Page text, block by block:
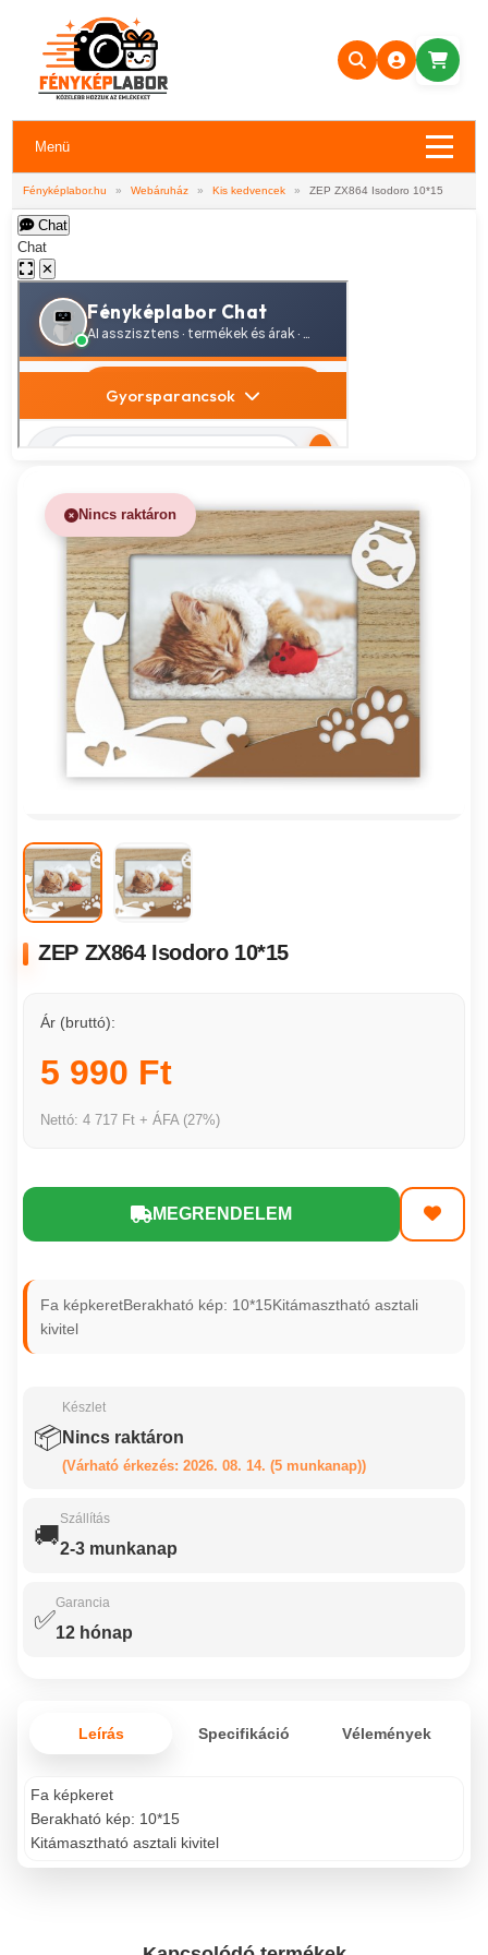
Menü
Fényképlabor.hu » Webáruház » Kis kedvencek » ZEP ZX864 Isodoro 10*15
Chat
Chat
✕
Nincs raktáron
ZEP ZX864 Isodoro 10*15
Ár (bruttó):
5 990 Ft
Nettó: 4 717 Ft + ÁFA (27%)
MEGRENDELEM
Fa képkeretBerakható kép: 10*15Kitámasztható asztali
kivitel
📦
Készlet
Nincs raktáron
(Várható érkezés: 2026. 08. 14. (5 munkanap))
🚚
Szállítás
2-3 munkanap
✅
Garancia
12 hónap
Leírás Specifikáció Vélemények
Fa képkeret
Berakható kép: 10*15
Kitámasztható asztali kivitel